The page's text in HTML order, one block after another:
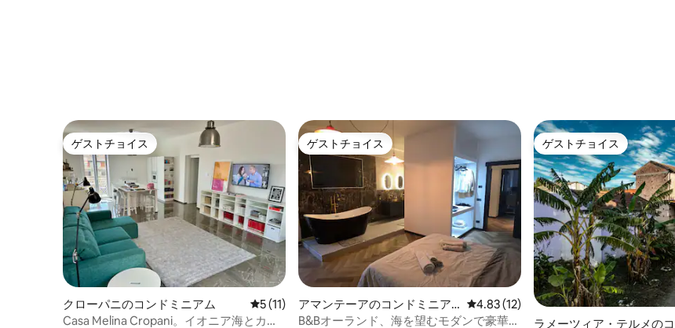
ゲストチョイス
ゲストチョイス
クローパニのコンドミニアム レビュー11件、5つ星中5つ星の平均評価
5 (11)
Casa Melina Cropani。イオニア海とカラ
ゲストチョイス
ゲストチョイス
アマンテーアのコンドミニア
ム
レビュー12件、5つ星中4.83つ星の平
4.83 (12)
B&Bオーランド、海を望むモダンで豪華な
ゲストチョイス
ゲストチョイス
ラメーツィア・テルメのコ